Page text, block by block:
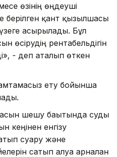
өзінің өңдеуші
қант қызылшасы
асырылады. Бұл
өсірудің рентабельдігін
- деп аталып өткен
ету бойынша
шешу бағытында суды
кеңінен енгізу
суару және
сатып алуға арналған